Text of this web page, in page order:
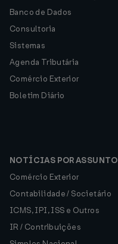
Banco de Dados
Consultoria
Sistemas
Agenda Tributária
Comércio Exterior
Boletim Diário
NOTÍCIAS POR ASSUNTO
Comércio Exterior
Contabilidade / Societário
ICMS, IPI, ISS e Outros
IR / Contribuições